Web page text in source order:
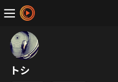
トシ